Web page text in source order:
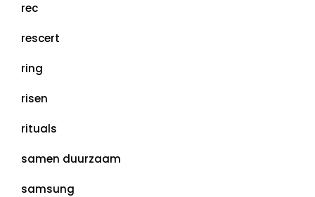
rec
rescert
ring
risen
rituals
samen duurzaam
samsung